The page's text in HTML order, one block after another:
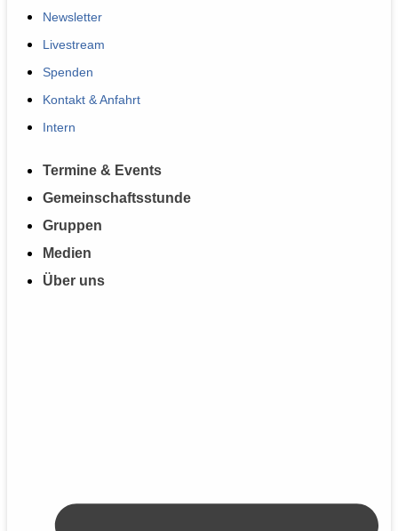
Newsletter
Livestream
Spenden
Kontakt & Anfahrt
Intern
Termine & Events
Gemeinschaftsstunde
Gruppen
Medien
Über uns